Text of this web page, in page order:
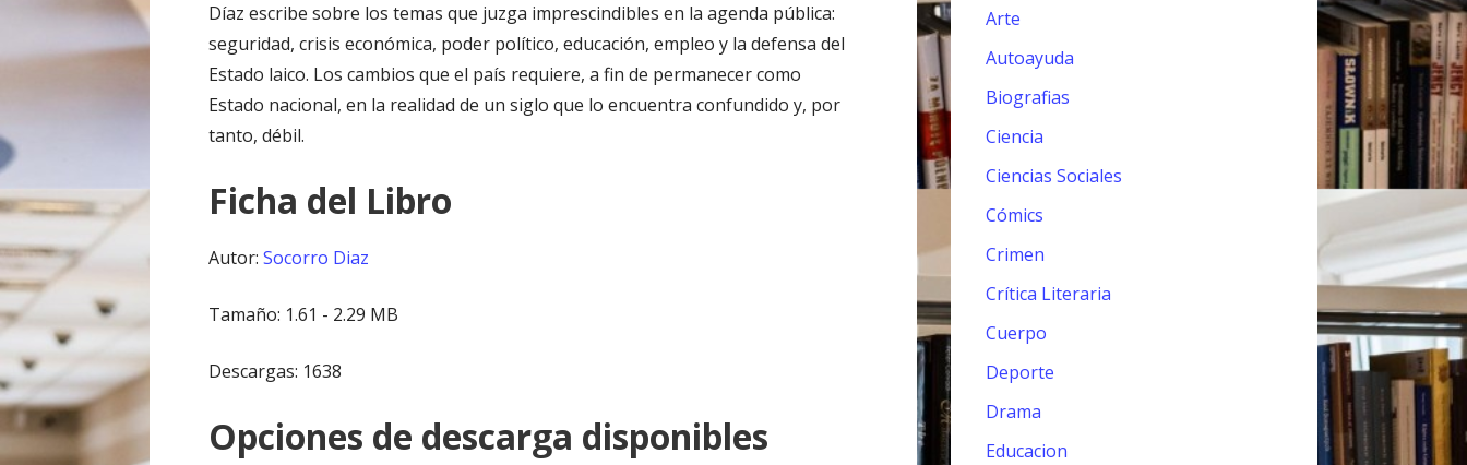
Díaz escribe sobre los temas que juzga imprescindibles en la agenda pública:
seguridad, crisis económica, poder político, educación, empleo y la defensa del
Estado laico. Los cambios que el país requiere, a fin de permanecer como
Estado nacional, en la realidad de un siglo que lo encuentra confundido y, por
tanto, débil.
Ficha del Libro
Autor:Socorro Diaz
Tamaño: 1.61 - 2.29 MB
Descargas: 1638
Opciones de descarga disponibles
Arte
Autoayuda
Biografias
Ciencia
Ciencias Sociales
Cómics
Crimen
Crítica Literaria
Cuerpo
Deporte
Drama
Educacion